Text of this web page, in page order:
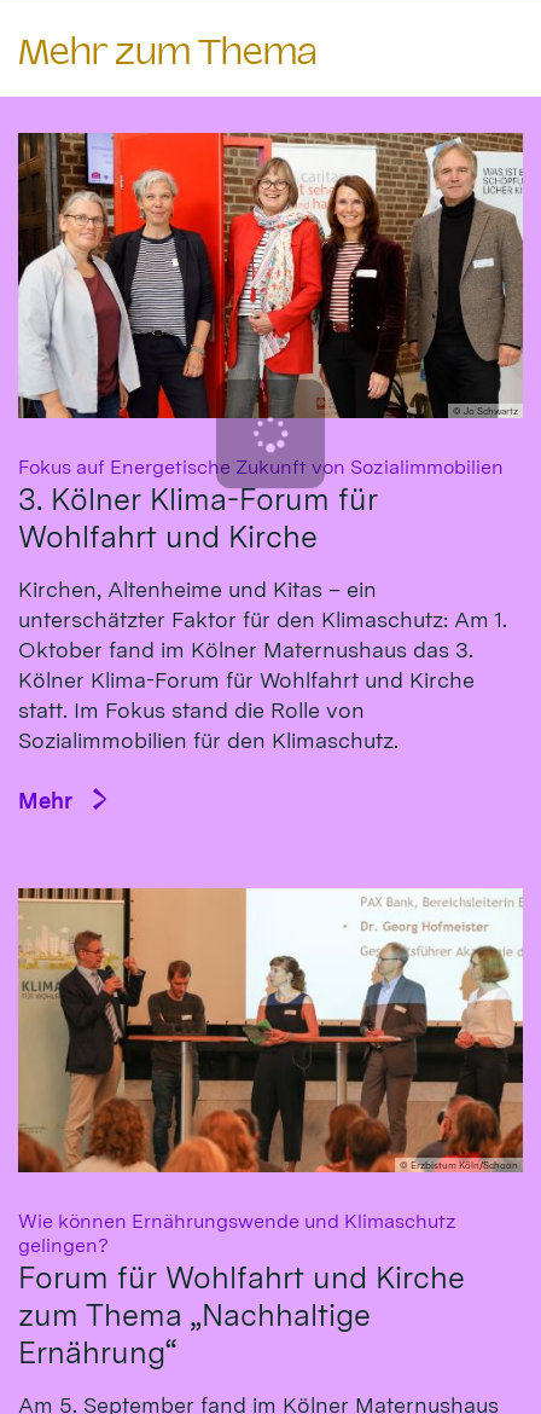
Mehr zum Thema
© Jo Schwartz
Fokus auf Energetische Zukunft von Sozialimmobilien
3. Kölner Klima-Forum für
Wohlfahrt und Kirche
Kirchen, Altenheime und Kitas – ein
unterschätzter Faktor für den Klimaschutz: Am 1.
Oktober fand im Kölner Maternushaus das 3.
Kölner Klima-Forum für Wohlfahrt und Kirche
statt. Im Fokus stand die Rolle von
Sozialimmobilien für den Klimaschutz.
Mehr
© Erzbistum Köln/Schoon
Wie können Ernährungswende und Klimaschutz
gelingen?
Forum für Wohlfahrt und Kirche
zum Thema „Nachhaltige
Ernährung“
Am 5. September fand im Kölner Maternushaus